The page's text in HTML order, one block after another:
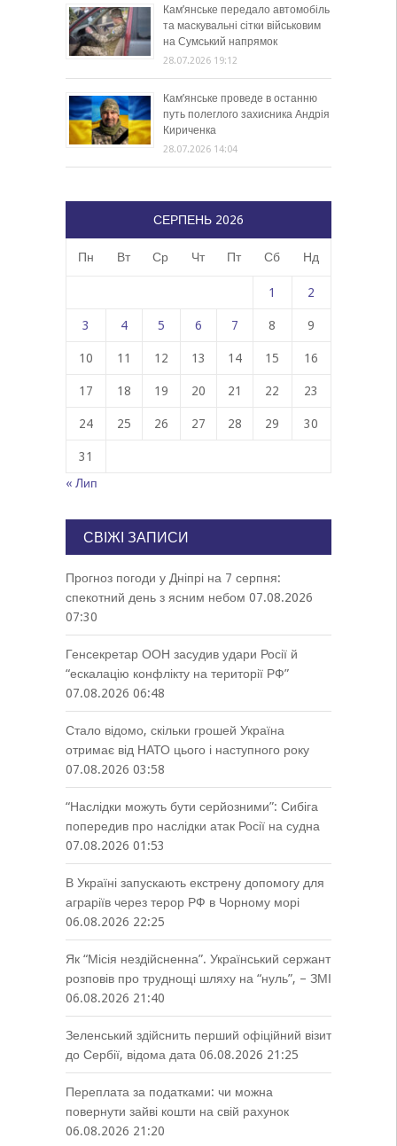
Кам’янське передало автомобіль
та маскувальні сітки військовим
на Сумський напрямок
28.07.2026 19:12
Кам’янське проведе в останню
путь полеглого захисника Андрія
Кириченка
28.07.2026 14:04
СЕРПЕНЬ 2026
Пн Вт Ср Чт Пт Сб Нд
1 2
3 4 5 6 7 8 9
10 11 12 13 14 15 16
17 18 19 20 21 22 23
24 25 26 27 28 29 30
31
« Лип
СВІЖІ ЗАПИСИ
Прогноз погоди у Дніпрі на 7 серпня:
спекотний день з ясним небом 07.08.2026
07:30
Генсекретар ООН засудив удари Росії й
“ескалацію конфлікту на території РФ”
07.08.2026 06:48
Стало відомо, скільки грошей Україна
отримає від НАТО цього і наступного року
07.08.2026 03:58
“Наслідки можуть бути серйозними”: Сибіга
попередив про наслідки атак Росії на судна
07.08.2026 01:53
В Україні запускають екстрену допомогу для
аграріїв через терор РФ в Чорному морі
06.08.2026 22:25
Як “Місія нездійсненна”. Український сержант
розповів про труднощі шляху на “нуль”, – ЗМІ
06.08.2026 21:40
Зеленський здійснить перший офіційний візит
до Сербії, відома дата 06.08.2026 21:25
Переплата за податками: чи можна
повернути зайві кошти на свій рахунок
06.08.2026 21:20